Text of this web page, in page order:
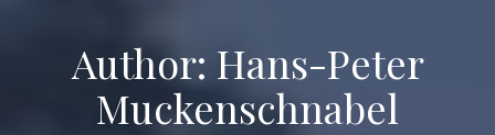
Author: Hans-Peter
Muckenschnabel